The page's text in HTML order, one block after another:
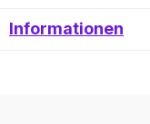
Informationen